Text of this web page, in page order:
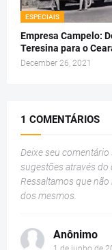
ESPECIAIS
Empresa Campelo:
Teresina para o
December 26, 2021
1 COMENTÁRIOS
Deixe seu
sugestões através do
Ressaltamos que
dos mesmos.
Anônimo